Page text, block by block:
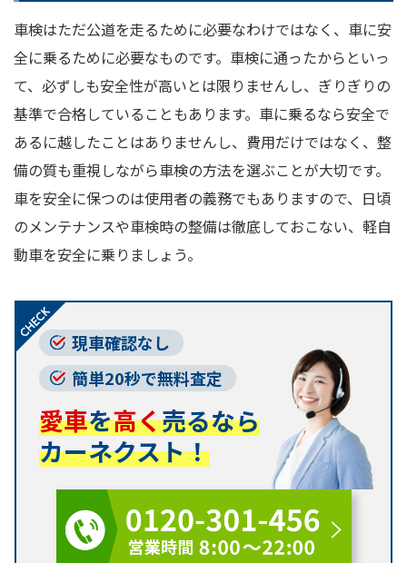
車検はただ公道を走るために必要なわけではなく、車に安
全に乗るために必要なものです。車検に通ったからといっ
て、必ずしも安全性が高いとは限りませんし、ぎりぎりの
基準で合格していることもあります。車に乗るなら安全で
あるに越したことはありませんし、費用だけではなく、整
備の質も重視しながら車検の方法を選ぶことが大切です。
車を安全に保つのは使用者の義務でもありますので、日頃
のメンテナンスや車検時の整備は徹底しておこない、軽自
動車を安全に乗りましょう。
現車確認なし
簡単20秒で無料査定
愛車を高く売るなら
カーネクスト！